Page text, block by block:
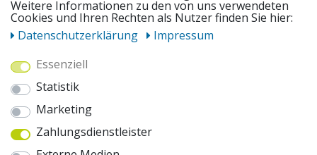
UNSERE ANGEBOTE
WIR VERSENDEN MIT
AUSZEICHNUNGEN & SICHERHEIT
Weitere Informationen zu den von uns verwendeten
Cookies und Ihren Rechten als Nutzer finden Sie hier:
Daten­schutz­erklärung
Impressum
Essenziell
Statistik
Marketing
Zahlungsdienstleister